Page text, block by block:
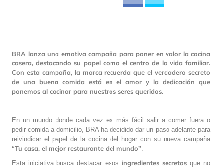
BRA lanza una emotiva campaña para poner en valor la cocina
casera, destacando su papel como el centro de la vida familiar.
Con esta campaña, la marca recuerda que el verdadero secreto
de una buena comida está en el amor y la dedicación que
ponemos al cocinar para nuestros seres queridos.
En un mundo donde cada vez es más fácil salir a comer fuera o
pedir comida a domicilio, BRA ha decidido dar un paso adelante para
reivindicar el papel de la cocina del hogar con su nueva campaña
“Tu casa, el mejor restaurante del mundo”
Esta iniciativa busca destacar esos ingredientes secretosque no